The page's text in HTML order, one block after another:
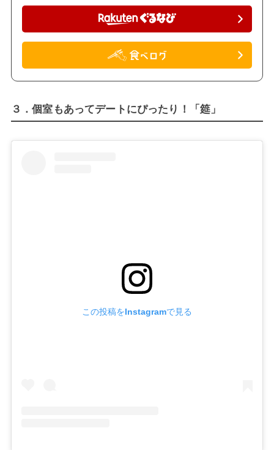
３．個室もあってデートにぴったり！「筵」
この投稿をInstagramで見る